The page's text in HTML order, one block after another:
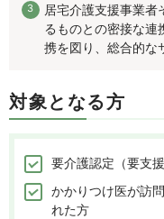
居宅介護支援事業者
るものとの密接な連
携を図り、総合的な
対象となる方
要介護認定（要支
かかりつけ医が訪
れた方